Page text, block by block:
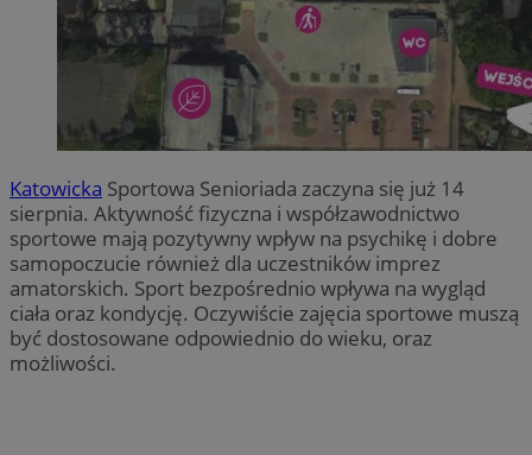
Katowicka Sportowa Senioriada zaczyna się już 14
sierpnia. Aktywność fizyczna i współzawodnictwo
sportowe mają pozytywny wpływ na psychikę i dobre
samopoczucie również dla uczestników imprez
amatorskich. Sport bezpośrednio wpływa na wygląd
ciała oraz kondycję. Oczywiście zajęcia sportowe muszą
być dostosowane odpowiednio do wieku, oraz
możliwości.